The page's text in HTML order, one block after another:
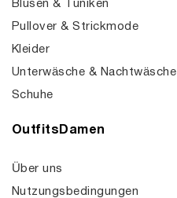
Blusen & Tuniken
Pullover & Strickmode
Kleider
Unterwäsche & Nachtwäsche
Schuhe
OutfitsDamen
Über uns
Nutzungsbedingungen